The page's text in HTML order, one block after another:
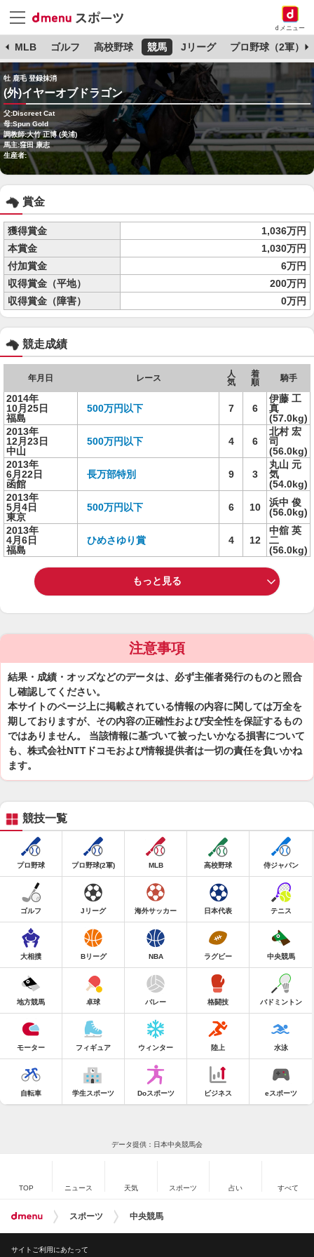
dメニュー
MLB ゴルフ 高校野球 競馬 Jリーグ プロ野球（2軍）
牡 鹿毛 登録抹消
(外)イヤーオブドラゴン
父:Discreet Cat
母:Spun Gold
調教師:大竹 正博 (美浦)
馬主:窪田 康志
生産者:
賞金
獲得賞金
1,036万円
本賞金
1,030万円
付加賞金
6万円
収得賞金（平地）
200万円
収得賞金（障害）
0万円
競走成績
年月日 レース
人
気
着
順
騎手
2014年
10月25日
福島
500万円以下 7 6
伊藤 工
真
(57.0kg)
2013年
12月23日
中山
500万円以下 4 6
北村 宏
司
(56.0kg)
2013年
6月22日
函館
長万部特別 9 3
丸山 元
気
(54.0kg)
2013年
5月4日
東京
500万円以下 6 10
浜中 俊
(56.0kg)
2013年
4月6日
福島
ひめさゆり賞 4 12
中舘 英
二
(56.0kg)
もっと見る
注意事項
結果・成績・オッズなどのデータは、必ず主催者発行のものと照合
し確認してください。
本サイトのページ上に掲載されている情報の内容に関しては万全を
期しておりますが、その内容の正確性および安全性を保証するもの
ではありません。 当該情報に基づいて被ったいかなる損害について
も、株式会社NTTドコモおよび情報提供者は一切の責任を負いかね
ます。
競技一覧
プロ野球 プロ野球(2軍) MLB 高校野球 侍ジャパン
ゴルフ Jリーグ 海外サッカー 日本代表 テニス
大相撲 Bリーグ NBA ラグビー 中央競馬
地方競馬 卓球 バレー 格闘技 バドミントン
モーター フィギュア ウィンター 陸上 水泳
自転車 学生スポーツ Doスポーツ ビジネス eスポーツ
データ提供：日本中央競馬会
TOP ニュース 天気 スポーツ 占い すべて
スポーツ 中央競馬
サイトご利用にあたって